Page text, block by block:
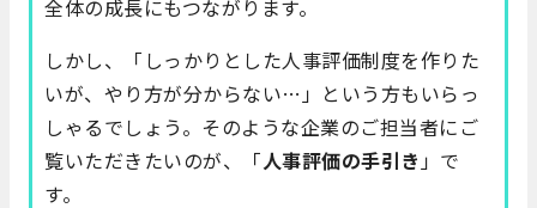
全体の成長にもつながります。
しかし、「しっかりとした人事評価制度を作りた
いが、やり方が分からない…」という方もいらっ
しゃるでしょう。そのような企業のご担当者にご
覧いただきたいのが、「人事評価の手引き」で
す。